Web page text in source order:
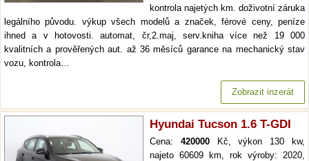
kontrola najetých km. doživotní záruka
legálního původu. výkup všech modelů a značek, férové ceny, peníze
ihned a v hotovosti. automat, čr,2.maj, serv.kniha více než 19 000
kvalitních a prověřených aut. až 36 měsíců garance na mechanický stav
vozu, kontrola…
Zobrazit inzerát
Hyundai Tucson 1.6 T-GDI
Cena: 420000Kč, výkon 130 kw,
najeto 60609 km, rok výroby: 2020,